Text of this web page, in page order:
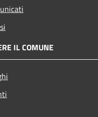
IL COMUNE